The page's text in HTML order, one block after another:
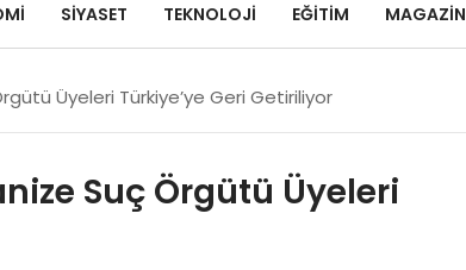
SIYASET TEKNOLOJI EĞITIM MAGAZIN
Üyeleri Türkiye’ye Geri Getiriliyor
Suç Örgütü Üyeleri